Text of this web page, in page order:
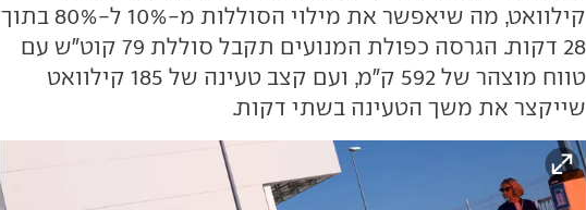
קילוואט, מה שיאפשר את מילוי הסוללות מ-10% ל-80% בתוך
28 דקות. הגרסה כפולת המנועים תקבל סוללת 79 קוט"ש עם
טווח מוצהר של 592 ק"מ, ועם קצב טעינה של 185 קילוואט
שייקצר את משך הטעינה בשתי דקות.